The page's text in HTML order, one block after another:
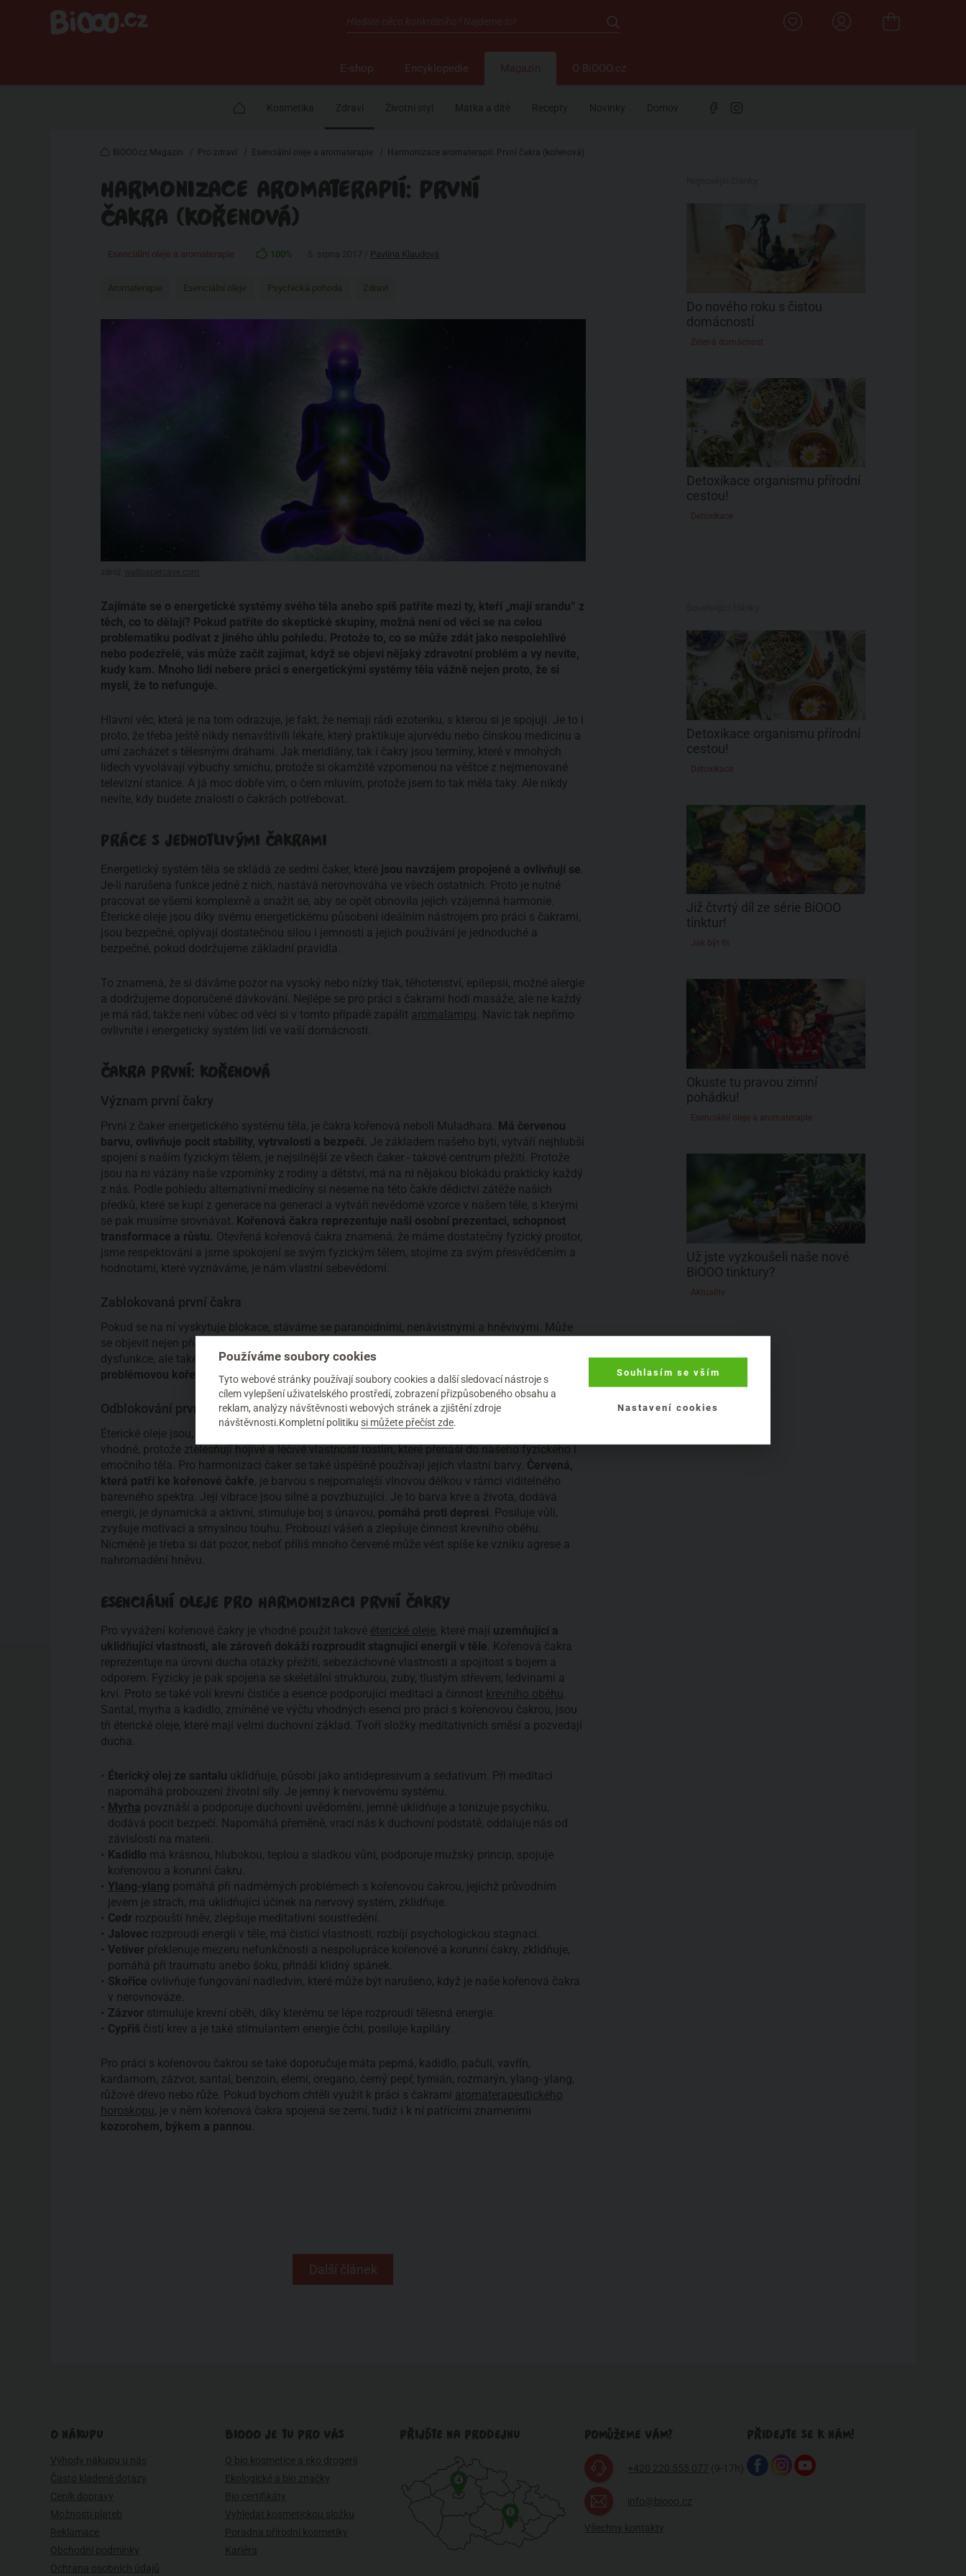
E-shop Encyklopedie Magazín O BiOOO.cz
Kosmetika Zdraví Životní styl Matka a dítě Recepty Novinky Domov
BiOOO.cz Magazin / Pro zdraví / Esenciální oleje a aromaterapie / Harmonizace aromaterapií: První čakra (kořenová)
HARMONIZACE AROMATERAPIÍ: PRVNÍ
ČAKRA (KOŘENOVÁ)
Esenciální oleje a aromaterapie 100% Pavlína Klaudová
Aromaterapie Esenciální oleje Psychická pohoda Zdraví
Zajímáte se o energetické systémy svého těla anebo spíš patříte mezi ty, kteří „mají srandu“ z
těch, co to dělají? Pokud patříte do skeptické skupiny, možná není od věci se na celou
problematiku podívat z jiného úhlu pohledu. Protože to, co se může zdát jako nespolehlivé
nebo podezřelé, vás může začít zajímat, když se objeví nějaký zdravotní problém a vy nevíte,
kudy kam. Mnoho lidí nebere práci s energetickými systémy těla vážně nejen proto, že si
myslí, že to nefunguje.
Hlavní věc, která je na tom odrazuje, je fakt, že nemají rádi ezoteriku, s kterou si je spojují. Je to i
proto, že třeba ještě nikdy nenavštívili lékaře, který praktikuje ajurvédu nebo čínskou medicínu a
umí zacházet s tělesnými dráhami. Jak meridiány, tak i čakry jsou termíny, které v mnohých
lidech vyvolávají výbuchy smíchu, protože si okamžitě vzpomenou na věštce z nejmenované
televizní stanice. A já moc dobře vím, o čem mluvím, protože jsem to tak měla taky. Ale nikdy
nevíte, kdy budete znalosti o čakrách potřebovat.
PRÁCE S JEDNOTLIVÝMI ČAKRAMI
Energetický systém těla se skládá ze sedmi čaker, které jsou navzájem propojené a ovlivňují se
Je-li narušena funkce jedné z nich, nastává nerovnováha ve všech ostatních. Proto je nutné
pracovat se všemi komplexně a snažit se, aby se opět obnovila jejich vzájemná harmonie.
Éterické oleje jsou díky svému energetickému působení ideálním nástrojem pro práci s čakrami,
jsou bezpečné, oplývají dostatečnou silou i jemností a jejich používání je jednoduché a
bezpečné, pokud dodržujeme základní pravidla.
To znamená, že si dáváme pozor na vysoký nebo nízký tlak, těhotenství, epilepsii, možné alergie
a dodržujeme doporučené dávkování. Nejlépe se pro práci s čakrami hodí masáže, ale ne každý
je má rád, takže není vůbec od věci si v tomto případě zapálit aromalampu
. Navíc tak nepřímo
ovlivníte i energetický systém lidí ve vaší domácnosti.
ČAKRA PRVNÍ: KOŘENOVÁ
Význam první čakry
První z čaker energetického systému těla, je čakra kořenová neboli Muladhara. Má červenou
barvu, ovlivňuje pocit stability, vytrvalosti a bezpečí. Je základem našeho bytí, vytváří nejhlubší
spojení s naším fyzickým tělem, je nejsilnější ze všech čaker - takové centrum přežití. Protože
jsou na ni vázány naše vzpomínky z rodiny a dětství, má na ni nějakou blokádu prakticky každý
z nás. Podle pohledu alternativní medicíny si neseme na této čakře dědictví zátěže našich
předků, které se kupí z generace na generaci a vytváří nevědomé vzorce v našem těle, s kterými
se pak musíme srovnávat. Kořenová čakra reprezentuje naši osobní prezentaci, schopnost
transformace a růstu. Otevřená kořenová čakra znamená, že máme dostatečný fyzický prostor,
jsme respektováni a jsme spokojení se svým fyzickým tělem, stojíme za svým přesvědčením a
hodnotami, které vyznáváme, je nám vlastní sebevědomí.
Zablokovaná první čakra
Pokud se na ní vyskytuje blokace, stáváme se paranoidními, nenávistnými a hněvivými. Může
se objevit nejen přílišná chamtivost, nízký tlak, problémy s krevním oběhem a sexuální
dysfunkce, ale také
deprese, úzkosti, frustrace, pesimismus či “černobílé” vidění světa.
problémovou kořenovou čakrou jsou tvrdohlaví a nechtějí si rozšiřovat obzory.
Odblokování první čakry
Éterické oleje jsou, pokud chceme pracovat s naším tělesným energetickým systémem, velmi
vhodné, protože ztělesňují hojivé a léčivé vlastnosti rostlin, které přenáší do našeho fyzického i
emočního těla. Pro harmonizaci čaker se také úspěšně používají jejich vlastní barvy. Červená,
která patří ke kořenové čakře, je barvou s nejpomalejší vlnovou délkou v rámci viditelného
barevného spektra. Její vibrace jsou silné a povzbuzující. Je to barva krve a života, dodává
energii, je dynamická a aktivní, stimuluje boj s únavou, pomáhá proti depresi . Posiluje vůli,
zvyšuje motivaci a smyslnou touhu. Probouzí vášeň a zlepšuje činnost krevního oběhu.
Nicméně je třeba si dát pozor, neboť příliš mnoho červené může vést spíše ke vzniku agrese a
nahromadění hněvu.
ESENCIÁLNÍ OLEJE PRO HARMONIZACI PRVNÍ ČAKRY
Pro vyvážení kořenové čakry je vhodné použít takové éterické oleje, které mají uzemňující a
uklidňující vlastnosti, ale zároveň dokáží rozproudit stagnující energii v těle . Kořenová čakra
reprezentuje na úrovni ducha otázky přežití, sebezáchovné vlastnosti a spojitost s bojem a
odporem. Fyzicky je pak spojena se skeletální strukturou, zuby, tlustým střevem, ledvinami a
krví. Proto se také volí krevní čističe a esence podporující meditaci a činnost krevního oběhu
Santal, myrha a kadidlo, zmíněné ve výčtu vhodných esencí pro práci s kořenovou čakrou, jsou
tři éterické oleje, které mají velmi duchovní základ. Tvoří složky meditativních směsí a pozvedají
ducha.
Éterický olej ze santalu uklidňuje, působí jako antidepresivum a sedativum. Při meditaci
napomáhá probouzení životní síly. Je jemný k nervovému systému.
Myrha povznáší a podporuje duchovní uvědomění, jemně uklidňuje a tonizuje psychiku,
dodává pocit bezpečí. Napomáhá přeměně, vrací nás k duchovní podstatě, oddaluje nás od
závislostí na materii.
Kadidlo má krásnou, hlubokou, teplou a sladkou vůni, podporuje mužský princip, spojuje
kořenovou a korunní čakru.
Ylang-ylang pomáhá při nadměrných problémech s kořenovou čakrou, jejichž průvodním
jevem je strach, má uklidňující účinek na nervový systém, zklidňuje.
Cedr rozpouští hněv, zlepšuje meditativní soustředění.
Jalovec rozproudí energii v těle, má čisticí vlastnosti, rozbíjí psychologickou stagnaci.
Vetiver překlenuje mezeru nefunkčnosti a nespolupráce kořenové a korunní čakry, zklidňuje,
pomáhá při traumatu anebo šoku, přináší klidný spánek.
Skořice ovlivňuje fungování nadledvin, které může být narušeno, když je naše kořenová čakra
v nerovnováze.
Zázvor stimuluje krevní oběh, díky kterému se lépe rozproudí tělesná energie.
Cypřiš čistí krev a je také stimulantem energie čchi, posiluje kapiláry.
Pro práci s kořenovou čakrou se také doporučuje máta peprná, kadidlo, pačuli, vavřín,
kardamom, zázvor, santal, benzoin, elemi, oregano, černý pepř, tymián, rozmarýn, ylang- ylang,
růžové dřevo nebo růže. Pokud bychom chtěli využít k práci s čakrami aromaterapeutického
horoskopu, je v něm kořenová čakra spojená se zemí, tudíž i k ní patřícími znameními
kozorohem, býkem a pannou
Další článek
Do nového roku s čistou
domácností
Zelená domácnost
Detoxikace organismu přírodní
cestou!
Detoxikace
Detoxikace organismu přírodní
cestou!
Detoxikace
Již čtvrtý díl ze série BiOOO
tinktur!
Jak být fit
Okuste tu pravou zimní
pohádku!
Esenciální oleje a aromaterapie
Už jste vyzkoušeli naše nové
BiOOO tinktury?
Aktuality
O NÁKUPU
Výhody nákupu u nás
Často kladené dotazy
Ceník dopravy
Možnosti plateb
Reklamace
Obchodní podmínky
Ochrana osobních údajů
BIOOO JE TU PRO VÁS
O bio kosmetice a eko drogerii
Ekologické a bio značky
Bio certifikáty
Vyhledat kosmetickou složku
Poradna přírodní kosmetiky
Kariéra
PŘIJĎTE NA PRODEJNU
1
4
POMŮŽEME VÁM?
+420 220 555 077 (9-17h)
info@biooo.cz
Všechny kontakty
PŘIDEJTE SE K NÁM!
Používáme soubory cookies
Tyto webové stránky používají soubory cookies a další sledovací nástroje s
cílem vylepšení uživatelského prostředí, zobrazení přizpůsobeného obsahu a
reklam, analýzy návštěvnosti webových stránek a zjištění zdroje
návštěvnosti.Kompletní politiku si můžete přečíst zde.
Souhlasím se vším
Nastavení cookies